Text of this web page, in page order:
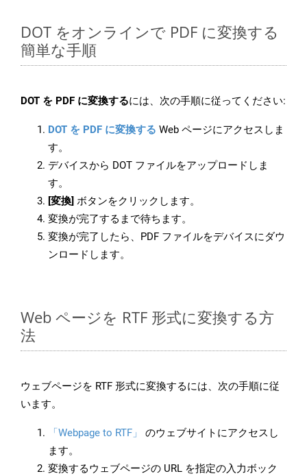
DOT をオンラインで PDF に変換する
簡単な手順
DOT を PDF に変換するには、次の手順に従ってください:
DOT を PDF に変換する Web ページにアクセスしま
す。
デバイスから DOT ファイルをアップロードしま
す。
[変換] ボタンをクリックします。
変換が完了するまで待ちます。
変換が完了したら、PDF ファイルをデバイスにダウ
ンロードします。
Web ページを RTF 形式に変換する方
法
ウェブページを RTF 形式に変換するには、次の手順に従
います。
「Webpage to RTF」
のウェブサイトにアクセスし
ます。
変換するウェブページの URL を指定の入力ボック